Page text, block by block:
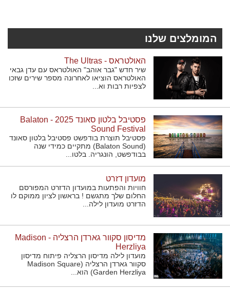
המומלצים שלנו
האולטראס - The Ultras
שיר חדש "גבר אוהב" האולטראס עם עדן גבאי
האולטראס הוציאו לאחרונה מספר שירים שזכו
לצפיות רבות וא...
פסטיבל בלטון סאונד 2025 - Balaton
Sound Festival
פסטיבל תוצרת בודפשט פסטיבל בלטון סאונד
(Balaton Sound) מתקיים כמידי שנה
בבודפשט, הונגריה. בלטו...
מועדון דזרט
חוויות והפתעות במועדון הדזרט המפורסם
החלום שלך מתגשם ! בראשון לציון ממוקם לו
הדזרט מועדון לילה...
מדיסון סקוור גארדן הרצליה - Madison
Herzliya
מועדון לילה מדיסון הרצליה פיתוח מדיסון
סקוור גארדן הרצליה (Madison Square
Garden Herzliya) הוא...